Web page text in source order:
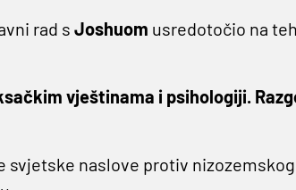
rad s Joshuom usredotočio na
vještinama i psihologiji.
svjetske naslove protiv